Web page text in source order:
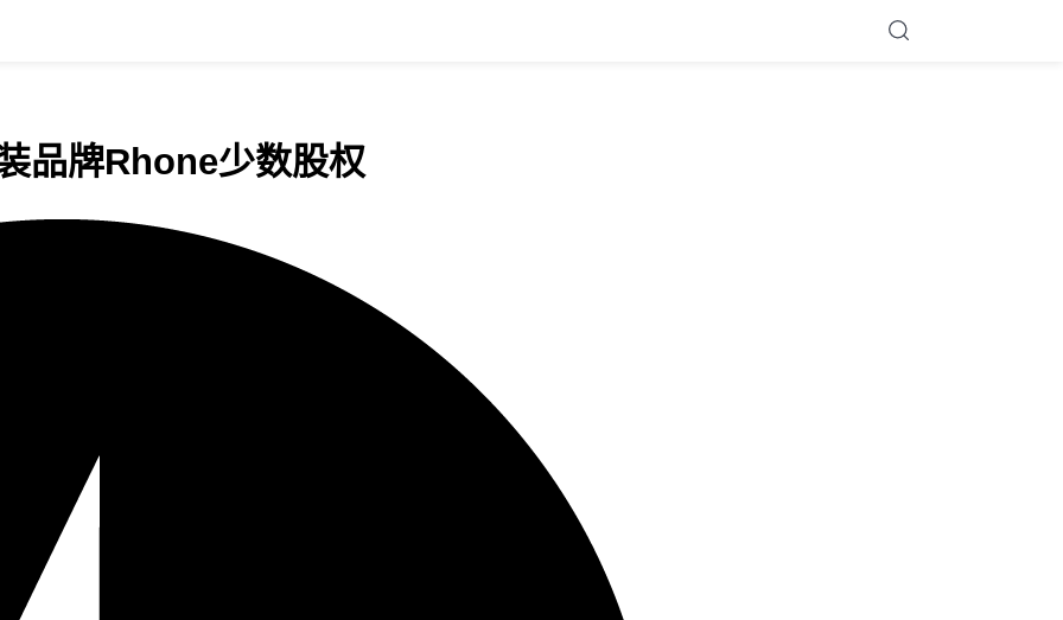
品牌Rhone少数股权